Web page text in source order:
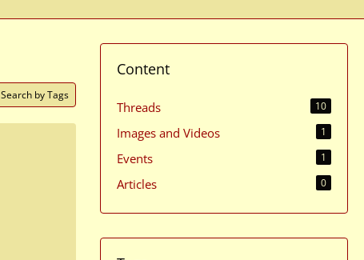
Search by Tags
Content
Threads 10
Images and Videos 1
Events 1
Articles 0